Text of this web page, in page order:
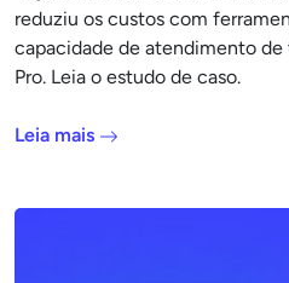
reduziu os custos com
capacidade de atendimento
Pro. Leia o estudo de caso.
Leia mais